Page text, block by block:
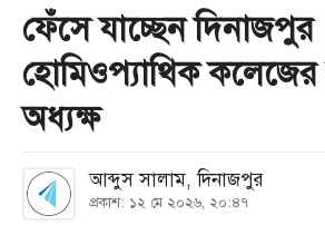
প্রচ্ছদ
সর্বশেষ
সব বিভাগ
আর্কাইভ
কনভার্টার
ফেঁসে যাচ্ছেন দিনাজপুর
হোমিওপ্যাথিক কলেজের
অধ্যক্ষ
আব্দুস সালাম, দিনাজপুর
প্রকাশ: ১২ মে ২০২৬, ২০:৪৭